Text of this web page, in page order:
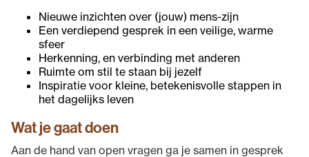
Nieuwe inzichten over (jouw) mens-zijn
Een verdiepend gesprek in een veilige, warme
sfeer
Herkenning, en verbinding met anderen
Ruimte om stil te staan bij jezelf
Inspiratie voor kleine, betekenisvolle stappen in
het dagelijks leven
Wat je gaat doen
Aan de hand van open vragen ga je samen in gesprek